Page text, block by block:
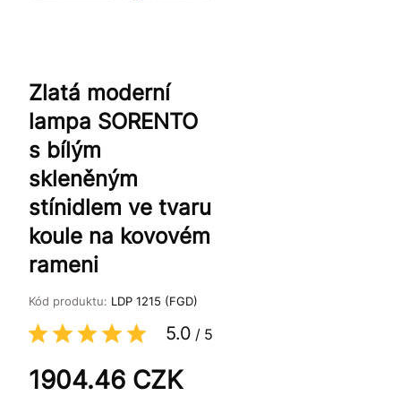
Zlatá moderní
lampa SORENTO
s bílým
skleněným
stínidlem ve tvaru
koule na kovovém
rameni
Kód produktu: LDP 1215 (FGD)
5.0 / 5
1904.46 CZK